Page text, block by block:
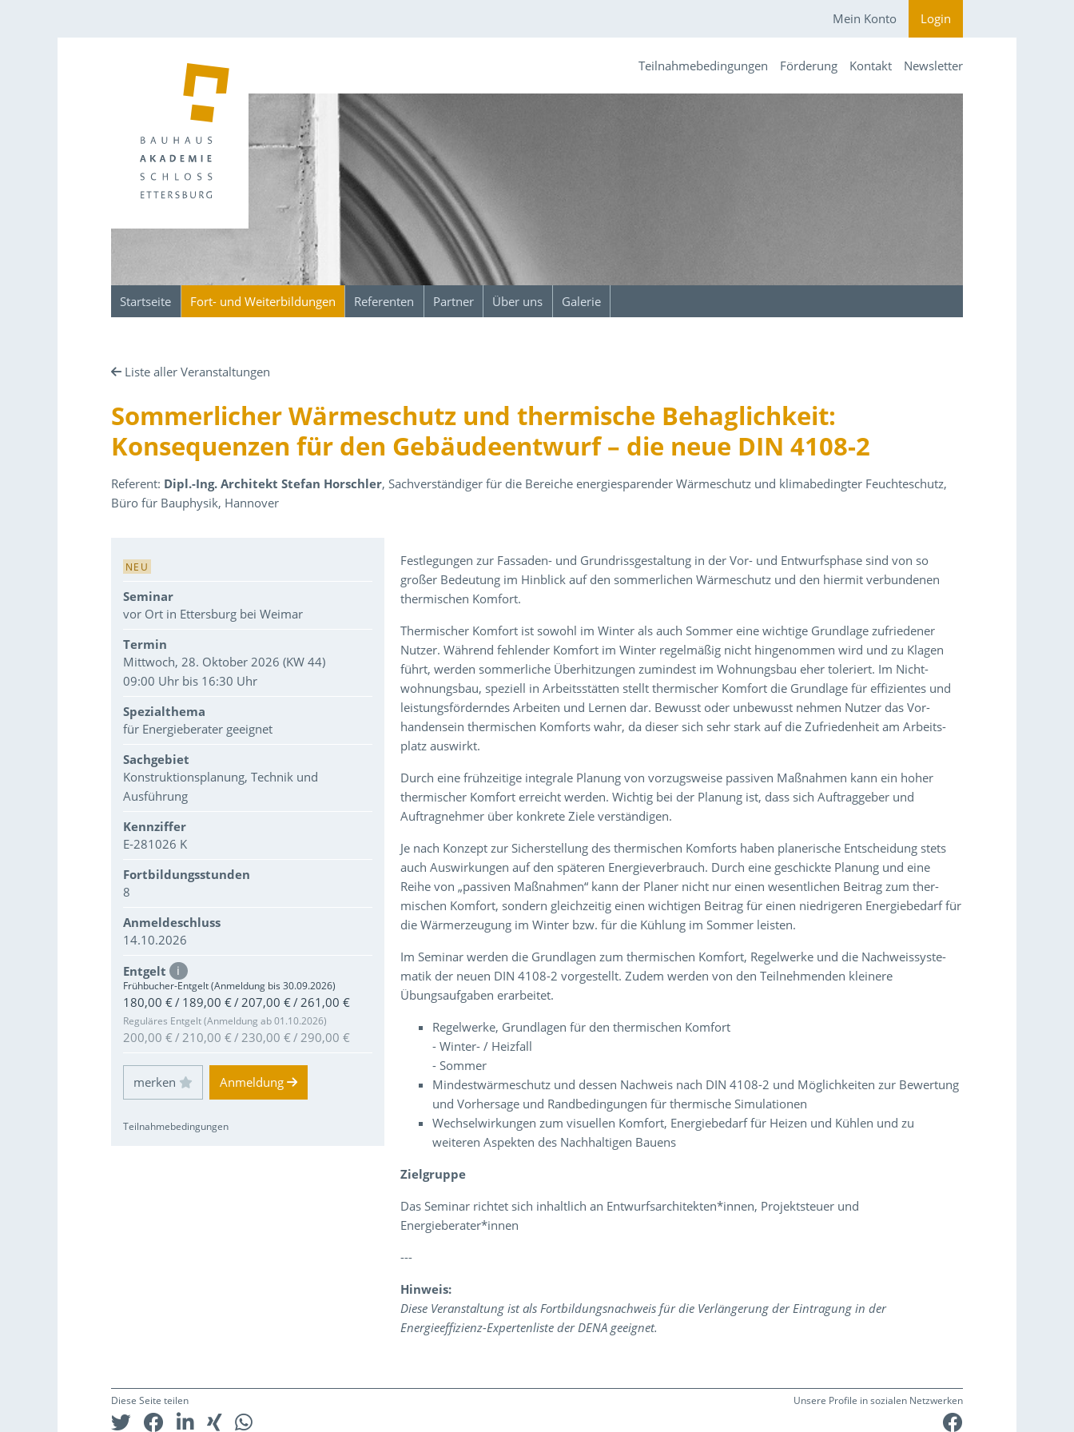
Mein Konto Login
Startseite Fort- und Weiterbildungen Referenten Partner Über uns Galerie
Teilnahmebedingungen Förderung Kontakt Newsletter
Liste aller Veranstaltungen
Sommerlicher Wärmeschutz und thermische Behaglichkeit:
Konsequenzen für den Gebäudeentwurf – die neue DIN 4108-2
Referent: Dipl.-Ing. Architekt Stefan Horschler, Sachverständiger für die Bereiche energiesparender Wärmeschutz und klimabedingter Feuchteschutz,
Büro für Bauphysik, Hannover
Veranstaltungsdaten
NEU
Seminar
vor Ort in Ettersburg bei Weimar
Termin
Mittwoch, 28. Oktober 2026 (KW 44)
09:00 Uhr bis 16:30 Uhr
Spezialthema
für Energieberater geeignet
Sachgebiet
Konstruktionsplanung, Technik und
Ausführung
Kennziffer
E-281026 K
Fortbildungsstunden
8
Anmeldeschluss
14.10.2026
Entgelt i
Frühbucher-Entgelt (Anmeldung bis 30.09.2026)
180,00 € / 189,00 € / 207,00 € / 261,00 €
Reguläres Entgelt (Anmeldung ab 01.10.2026)
200,00 € / 210,00 € / 230,00 € / 290,00 €
Einloggen und Merkliste benutzen
Anmeldung
Teilnahmebedingungen
Festlegungen zur Fassaden- und Grundrissgestaltung in der Vor- und Entwurfsphase sind von so
großer Bedeutung im Hinblick auf den sommerlichen Wärmeschutz und den hiermit verbundenen
thermischen Komfort.
Thermischer Komfort ist sowohl im Winter als auch Sommer eine wichtige Grundlage zufriedener
Nutzer. Während fehlender Komfort im Winter regelmäßig nicht hingenommen wird und zu Klagen
führt, werden sommerliche Überhitzungen zumindest im Wohnungsbau eher toleriert. Im Nicht-
wohnungsbau, speziell in Arbeitsstätten stellt thermischer Komfort die Grundlage für effizientes und
leistungsförderndes Arbeiten und Lernen dar. Bewusst oder unbewusst nehmen Nutzer das Vor-
handensein thermischen Komforts wahr, da dieser sich sehr stark auf die Zufriedenheit am Arbeits-
platz auswirkt.
Durch eine frühzeitige integrale Planung von vorzugsweise passiven Maßnahmen kann ein hoher
thermischer Komfort erreicht werden. Wichtig bei der Planung ist, dass sich Auftraggeber und
Auftragnehmer über konkrete Ziele verständigen.
Je nach Konzept zur Sicherstellung des thermischen Komforts haben planerische Entscheidung stets
auch Auswirkungen auf den späteren Energieverbrauch. Durch eine geschickte Planung und eine
Reihe von „passiven Maßnahmen“ kann der Planer nicht nur einen wesentlichen Beitrag zum ther-
mischen Komfort, sondern gleichzeitig einen wichtigen Beitrag für einen niedrigeren Energiebedarf für
die Wärmerzeugung im Winter bzw. für die Kühlung im Sommer leisten.
Im Seminar werden die Grundlagen zum thermischen Komfort, Regelwerke und die Nachweissyste-
matik der neuen DIN 4108-2 vorgestellt. Zudem werden von den Teilnehmenden kleinere
Übungsaufgaben erarbeitet.
Regelwerke, Grundlagen für den thermischen Komfort
- Winter- / Heizfall
- Sommer
Mindestwärmeschutz und dessen Nachweis nach DIN 4108-2 und Möglichkeiten zur Bewertung
und Vorhersage und Randbedingungen für thermische Simulationen
Wechselwirkungen zum visuellen Komfort, Energiebedarf für Heizen und Kühlen und zu
weiteren Aspekten des Nachhaltigen Bauens
Zielgruppe
Das Seminar richtet sich inhaltlich an Entwurfsarchitekten*innen, Projektsteuer und
Energieberater*innen
---
Hinweis:
Diese Veranstaltung ist als Fortbildungsnachweis für die Verlängerung der Eintragung in der
Energieeffizienz-Expertenliste der DENA geeignet.
Diese Seite teilen Unsere Profile in sozialen Netzwerken